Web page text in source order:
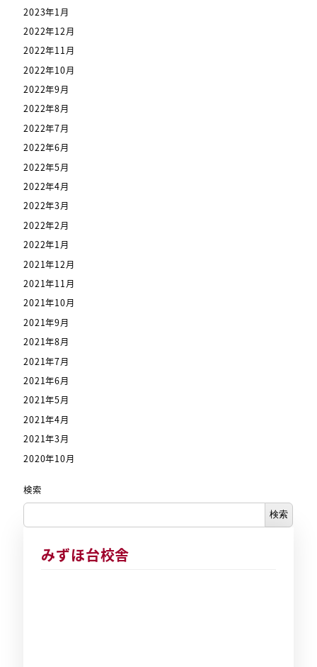
2023年1月
2022年12月
2022年11月
2022年10月
2022年9月
2022年8月
2022年7月
2022年6月
2022年5月
2022年4月
2022年3月
2022年2月
2022年1月
2021年12月
2021年11月
2021年10月
2021年9月
2021年8月
2021年7月
2021年6月
2021年5月
2021年4月
2021年3月
2020年10月
検索
検索
みずほ台校舎